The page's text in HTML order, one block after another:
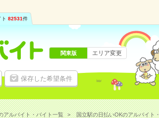
ト 82531件
保存した希望条件
関東版 エリア変更
アルバイト・バイト一覧 国立駅の日払いOKのアルバイト